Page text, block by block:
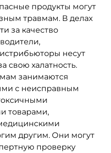
продукты могут
травмам. В делах
за качество
несут
свою халатность.
занимаются
с неисправным
товарами,
другим. Они могут
проверку